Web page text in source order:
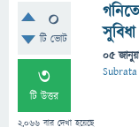
0
টি ভোট
3
টি উত্তর
2,066 বার দেখা হয়েছে
05